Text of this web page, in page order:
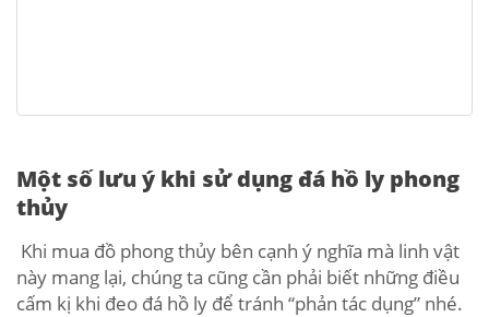
Một số lưu ý khi sử dụng đá hồ ly phong
thủy
Khi mua đồ phong thủy bên cạnh ý nghĩa mà linh vật
này mang lại, chúng ta cũng cần phải biết những điều
cấm kị khi đeo đá hồ ly để tránh “phản tác dụng” nhé.